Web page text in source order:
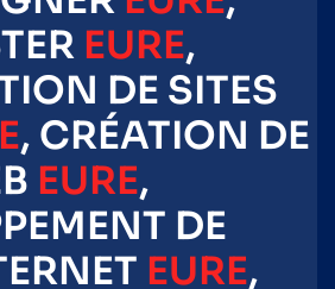
EURE,
DE SITES
, CRÉATION DE
EURE,
DE
EURE,